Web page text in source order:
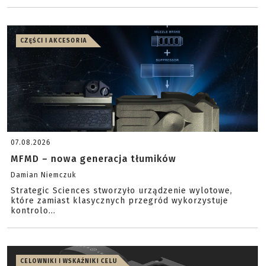
CZĘŚCI I AKCESORIA
07.08.2026
MFMD – nowa generacja tłumików
Damian Niemczuk
Strategic Sciences stworzyło urządzenie wylotowe,
które zamiast klasycznych przegród wykorzystuje
kontrolo...
CELOWNIKI I WSKAŹNIKI CELU